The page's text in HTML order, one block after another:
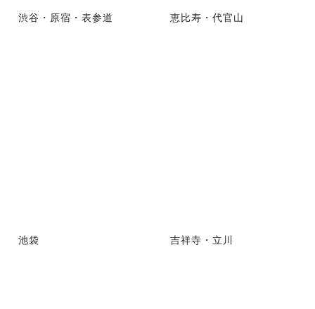
渋谷・原宿・表参道 恵比寿・代官山
池袋 吉祥寺・立川